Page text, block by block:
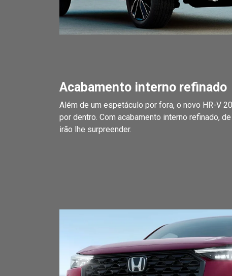
Acabamento interno refinado
Além de um espetáculo por fora, o novo HR-V
por dentro. Com acabamento interno refinado,
irão lhe surpreender.